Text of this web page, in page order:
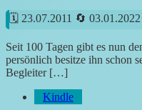
23.07.2011 03.01.2022
Seit 100 Tagen gibt es nun
persönlich besitze ihn schon
Begleiter […]
Kindle